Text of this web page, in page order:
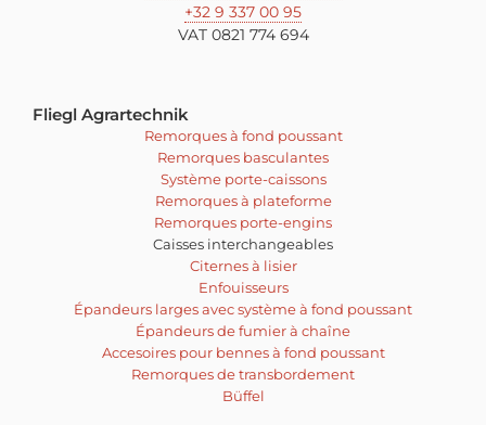
+32 9 337 00 95
VAT 0821 774 694
Fliegl Agrartechnik
Remorques à fond poussant
Remorques basculantes
Système porte-caissons
Remorques à plateforme
Remorques porte-engins
Caisses interchangeables
Citernes à lisier
Enfouisseurs
Épandeurs larges avec système à fond poussant
Épandeurs de fumier à chaîne
Accesoires pour bennes à fond poussant
Remorques de transbordement
Büffel